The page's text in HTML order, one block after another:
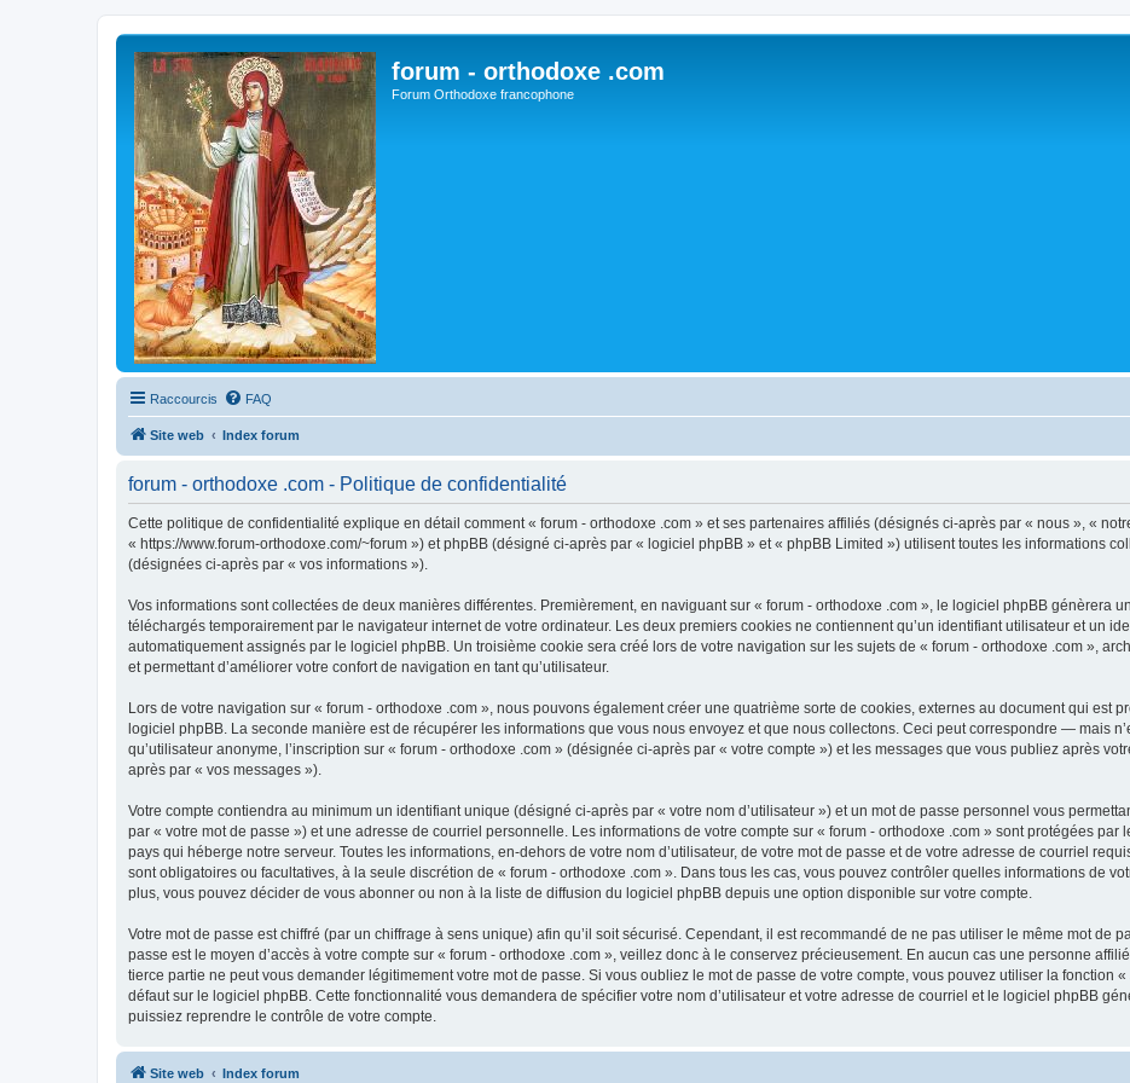
forum - orthodoxe .com
Forum Orthodoxe francophone
Raccourcis FAQ
Site web Index forum
forum - orthodoxe .com - Politique de confidentialité
Cette politique de confidentialité explique en détail comment « forum - orthodoxe .com » et ses partenaires affiliés (désignés ci-après par « nous », «
« https://www.forum-orthodoxe.com/~forum ») et phpBB (désigné ci-après par « logiciel phpBB » et « phpBB Limited ») utilisent toutes les informations
(désignées ci-après par « vos informations »).
Vos informations sont collectées de deux manières différentes. Premièrement, en naviguant sur « forum - orthodoxe .com », le logiciel phpBB génèrera
téléchargés temporairement par le navigateur internet de votre ordinateur. Les deux premiers cookies ne contiennent qu’un identifiant utilisateur et un
automatiquement assignés par le logiciel phpBB. Un troisième cookie sera créé lors de votre navigation sur les sujets de « forum - orthodoxe .com »,
et permettant d’améliorer votre confort de navigation en tant qu’utilisateur.
Lors de votre navigation sur « forum - orthodoxe .com », nous pouvons également créer une quatrième sorte de cookies, externes au document qui est
logiciel phpBB. La seconde manière est de récupérer les informations que vous nous envoyez et que nous collectons. Ceci peut correspondre — mais
qu’utilisateur anonyme, l’inscription sur « forum - orthodoxe .com » (désignée ci-après par « votre compte ») et les messages que vous publiez après
après par « vos messages »).
Votre compte contiendra au minimum un identifiant unique (désigné ci-après par « votre nom d’utilisateur ») et un mot de passe personnel vous
par « votre mot de passe ») et une adresse de courriel personnelle. Les informations de votre compte sur « forum - orthodoxe .com » sont protégées
pays qui héberge notre serveur. Toutes les informations, en-dehors de votre nom d’utilisateur, de votre mot de passe et de votre adresse de courriel
sont obligatoires ou facultatives, à la seule discrétion de « forum - orthodoxe .com ». Dans tous les cas, vous pouvez contrôler quelles informations de
plus, vous pouvez décider de vous abonner ou non à la liste de diffusion du logiciel phpBB depuis une option disponible sur votre compte.
Votre mot de passe est chiffré (par un chiffrage à sens unique) afin qu’il soit sécurisé. Cependant, il est recommandé de ne pas utiliser le même mot de
passe est le moyen d’accès à votre compte sur « forum - orthodoxe .com », veillez donc à le conservez précieusement. En aucun cas une personne
tierce partie ne peut vous demander légitimement votre mot de passe. Si vous oubliez le mot de passe de votre compte, vous pouvez utiliser la fonction
défaut sur le logiciel phpBB. Cette fonctionnalité vous demandera de spécifier votre nom d’utilisateur et votre adresse de courriel et le logiciel phpBB
puissiez reprendre le contrôle de votre compte.
Site web Index forum